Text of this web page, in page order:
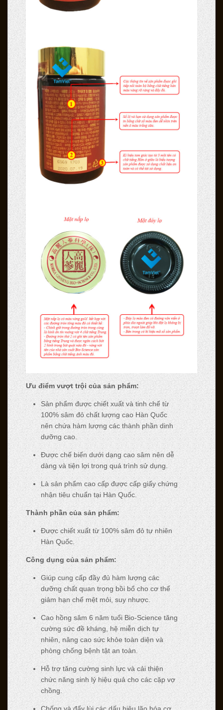
Ưu điểm vượt trội của sản phẩm:
Sản phẩm được chiết xuất và tinh chế từ
100% sâm đỏ chất lượng cao Hàn Quốc
nên chứa hàm lượng các thành phần dinh
dưỡng cao.
Được chế biến dưới dạng cao sâm nên dễ
dàng và tiện lợi trong quá trình sử dụng.
Là sản phẩm cao cấp được cấp giấy chứng
nhận tiêu chuẩn tại Hàn Quốc.
Thành phần của sản phẩm:
Được chiết xuất từ 100% sâm đỏ tự nhiên
Hàn Quốc.
Công dụng của sản phẩm:
Giúp cung cấp đầy đủ hàm lượng các
dưỡng chất quan trọng bồi bổ cho cơ thể
giảm hạn chế mệt mỏi, suy nhược.
Cao hồng sâm 6 năm tuổi Bio-Science tăng
cường sức đề kháng, hệ miễn dịch tự
nhiên, nâng cao sức khỏe toàn diện và
phòng chống bệnh tật an toàn.
Hỗ trợ tăng cường sinh lực và cải thiện
chức năng sinh lý hiệu quả cho các cặp vợ
chồng.